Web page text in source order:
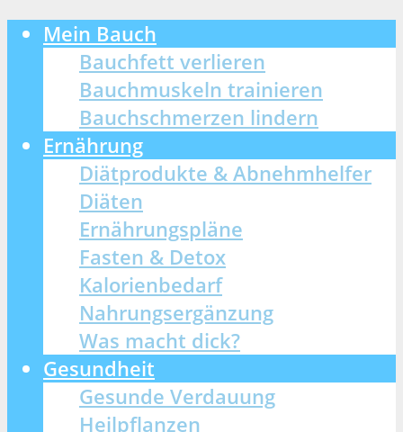
Mein Bauch
Bauchfett verlieren
Bauchmuskeln trainieren
Bauchschmerzen lindern
Ernährung
Diätprodukte & Abnehmhelfer
Diäten
Ernährungspläne
Fasten & Detox
Kalorienbedarf
Nahrungsergänzung
Was macht dick?
Gesundheit
Gesunde Verdauung
Heilpflanzen